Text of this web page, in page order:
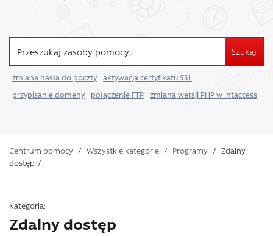
Szukaj
zmiana hasła do poczty
aktywacja certyfikatu SSL
przypisanie domeny
połączenie FTP zmiana wersji PHP w .htaccess
Centrum pomocy / Wszystkie kategorie / Programy / Zdalny
dostęp /
Kategoria:
Zdalny dostęp